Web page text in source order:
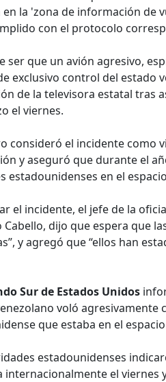
la 'zona de información de
con el protocolo
ser que un avión agresivo,
exclusivo control del estado
de la televisora estatal tras
el viernes.
consideró el incidente como
y aseguró que durante el
estadounidenses en el
el incidente, el jefe de la
Cabello, dijo que espera que
y agregó que “ellos han
Sur de Estados Unidos
voló agresivamente
que estaba en el
estadounidenses
internacionalmente el viernes